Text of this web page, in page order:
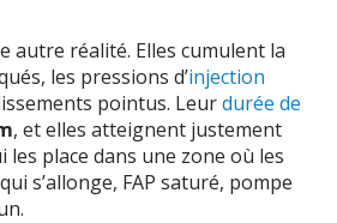
autre réalité. Elles cumulent la
les pressions d’injection
pointus. Leurdurée de
, et elles atteignent justement
les place dans une zone où les
s’allonge, FAP saturé, pompe